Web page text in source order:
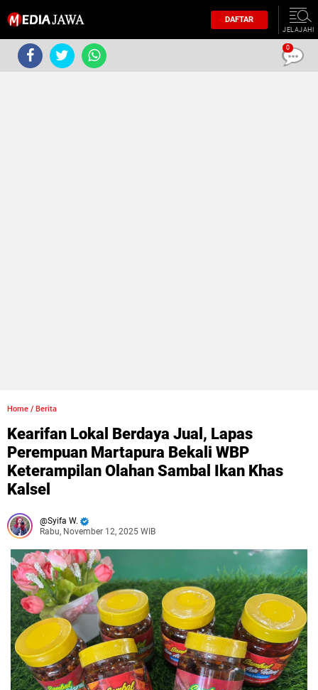
DAFTAR
JELAJAHI
Home / Berita
Kearifan Lokal Berdaya Jual, Lapas
Perempuan Martapura Bekali WBP
Keterampilan Olahan Sambal Ikan Khas
Kalsel
Syifa W.
Rabu, November 12, 2025 WIB
0